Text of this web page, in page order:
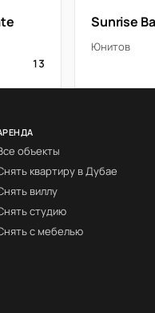
13
Sunrise
Юнитов
объекты
квартиру в Дубае
виллу
студию
с мебелью